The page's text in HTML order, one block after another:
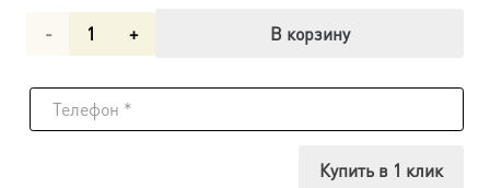
Количество
Покров
В корзину
Купить в 1 клик